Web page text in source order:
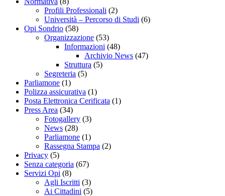
Profili Professionali (2)
Università – Percorso di Studi (6)
Opi Sondrio (58)
Organizzazione (53)
Informazioni (48)
Archivio News (47)
Struttura (5)
Segreteria (5)
Parliamone (1)
Polizza assicurativa (1)
Posta Elettronica Cerificata (1)
Press Area (34)
Fotogallery (3)
News (28)
Parliamone (1)
Rassegna Stampa (2)
Privacy (5)
Senza categoria (67)
Servizi Opi (8)
Agli Iscritti (3)
Ai Cittadini (5)